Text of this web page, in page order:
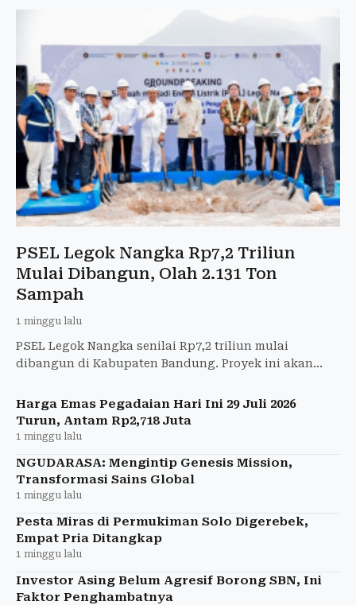
PSEL Legok Nangka Rp7,2 Triliun
Mulai Dibangun, Olah 2.131 Ton
Sampah
1 minggu lalu
PSEL Legok Nangka senilai Rp7,2 triliun mulai
dibangun di Kabupaten Bandung. Proyek ini akan
menghasilkan listrik 40,79 M
Harga Emas Pegadaian Hari Ini 29 Juli 2026
Turun, Antam Rp2,718 Juta
1 minggu lalu
NGUDARASA: Mengintip Genesis Mission,
Transformasi Sains Global
1 minggu lalu
Pesta Miras di Permukiman Solo Digerebek,
Empat Pria Ditangkap
1 minggu lalu
Investor Asing Belum Agresif Borong SBN, Ini
Faktor Penghambatnya